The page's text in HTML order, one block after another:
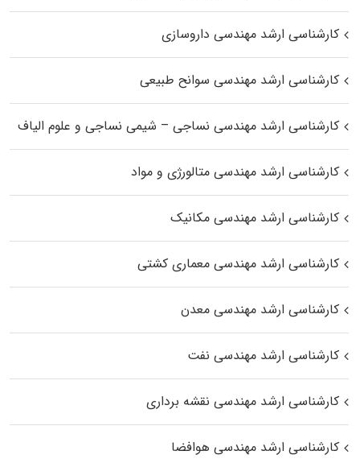
کارشناسی ارشد مهندسی داروسازی
کارشناسی ارشد مهندسی سوانح طبیعی
کارشناسی ارشد مهندسی نساجی – شیمی نساجی و علوم الیاف
کارشناسی ارشد مهندسی متالورژی و مواد
کارشناسی ارشد مهندسی مکانیک
کارشناسی ارشد مهندسی معماری کشتی
کارشناسی ارشد مهندسی معدن
کارشناسی ارشد مهندسی نفت
کارشناسی ارشد مهندسی نقشه برداری
کارشناسی ارشد مهندسی هوافضا